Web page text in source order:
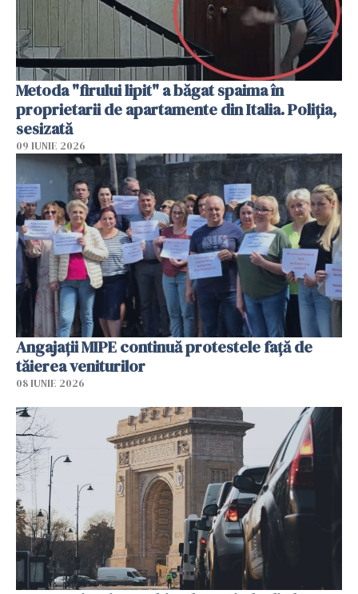
Metoda "firului lipit" a băgat spaima în
proprietarii de apartamente din Italia. Poliția,
sesizată
09 IUNIE 2026
Angajaţii MIPE continuă protestele faţă de
tăierea veniturilor
08 IUNIE 2026